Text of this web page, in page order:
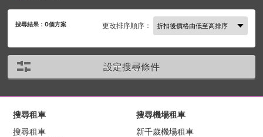
搜尋結果：0個方案 更改排序順序：
設定搜尋條件
搜尋租車
搜尋租車
搜尋機場租車
新千歲機場租車